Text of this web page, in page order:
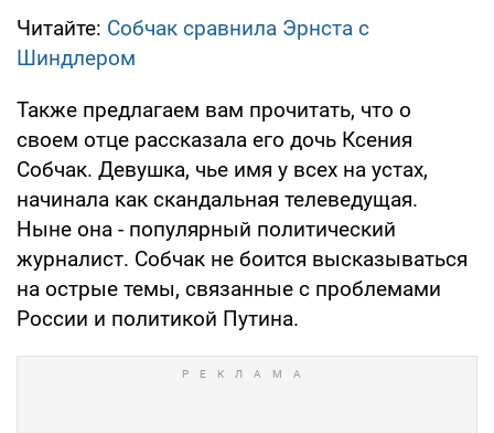
Читайте: Собчак сравнила Эрнста с
Шиндлером
Также предлагаем вам прочитать, что о
своем отце рассказала его дочь Ксения
Собчак. Девушка, чье имя у всех на устах,
начинала как скандальная телеведущая.
Ныне она - популярный политический
журналист. Собчак не боится высказываться
на острые темы, связанные с проблемами
России и политикой Путина.